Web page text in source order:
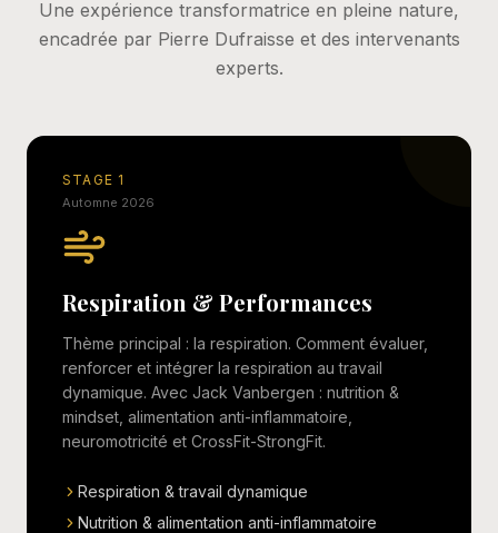
Une expérience transformatrice en pleine nature,
encadrée par Pierre Dufraisse et des intervenants
experts.
STAGE 1
Automne 2026
Respiration & Performances
Thème principal : la respiration. Comment évaluer,
renforcer et intégrer la respiration au travail
dynamique. Avec Jack Vanbergen : nutrition &
mindset, alimentation anti-inflammatoire,
neuromotricité et CrossFit-StrongFit.
Respiration & travail dynamique
Nutrition & alimentation anti-inflammatoire